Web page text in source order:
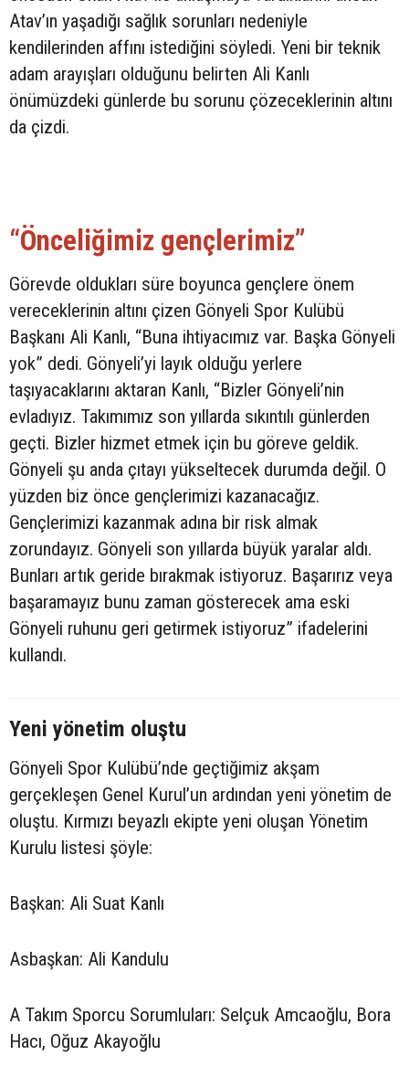
Atav’ın yaşadığı sağlık sorunları nedeniyle
kendilerinden affını istediğini söyledi. Yeni bir teknik
adam arayışları olduğunu belirten Ali Kanlı
önümüzdeki günlerde bu sorunu çözeceklerinin altını
da çizdi.
“Önceliğimiz gençlerimiz”
Görevde oldukları süre boyunca gençlere önem
vereceklerinin altını çizen Gönyeli Spor Kulübü
Başkanı Ali Kanlı, “Buna ihtiyacımız var. Başka Gönyeli
yok” dedi. Gönyeli’yi layık olduğu yerlere
taşıyacaklarını aktaran Kanlı, “Bizler Gönyeli’nin
evladıyız. Takımımız son yıllarda sıkıntılı günlerden
geçti. Bizler hizmet etmek için bu göreve geldik.
Gönyeli şu anda çıtayı yükseltecek durumda değil. O
yüzden biz önce gençlerimizi kazanacağız.
Gençlerimizi kazanmak adına bir risk almak
zorundayız. Gönyeli son yıllarda büyük yaralar aldı.
Bunları artık geride bırakmak istiyoruz. Başarırız veya
başaramayız bunu zaman gösterecek ama eski
Gönyeli ruhunu geri getirmek istiyoruz” ifadelerini
kullandı.
Yeni yönetim oluştu
Gönyeli Spor Kulübü’nde geçtiğimiz akşam
gerçekleşen Genel Kurul’un ardından yeni yönetim de
oluştu. Kırmızı beyazlı ekipte yeni oluşan Yönetim
Kurulu listesi şöyle:
Başkan: Ali Suat Kanlı
Asbaşkan: Ali Kandulu
A Takım Sporcu Sorumluları: Selçuk Amcaoğlu, Bora
Hacı, Oğuz Akayoğlu